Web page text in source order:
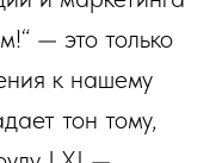
— это только
к нашему
тон тому,